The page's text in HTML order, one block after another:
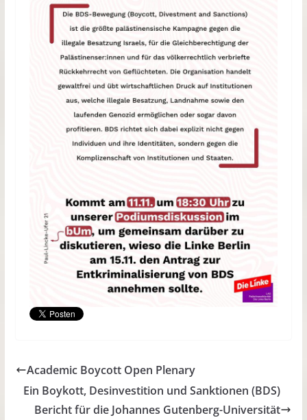
Academic Boycott Open Plenary
Ein Boykott, Desinvestition und Sanktionen (BDS)
Bericht für die Johannes Gutenberg-Universität